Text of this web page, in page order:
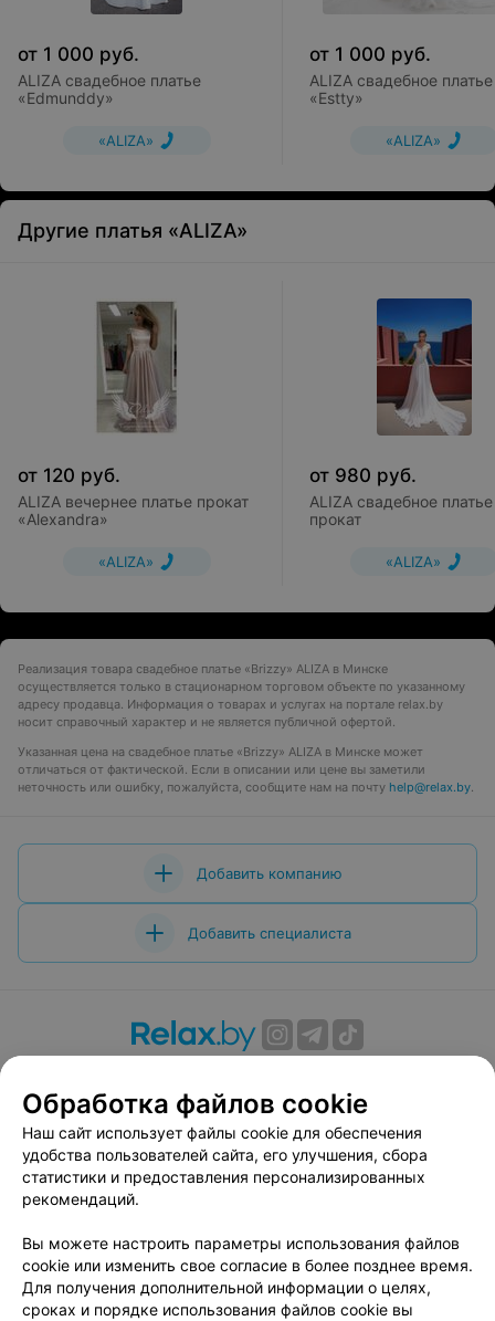
от 1 000 руб.
ALIZA свадебное платье
«Edmunddy»
«ALIZA»
от 1 000 руб.
ALIZA свадебное платье
«Estty»
«ALIZA»
Другие платья «ALIZA»
от 120 руб.
ALIZA вечернее платье прокат
«Alexandra»
«ALIZA»
от 980 руб.
ALIZA свадебное
прокат
«ALIZA»
Реализация товара свадебное платье «Brizzy» ALIZA в Минске
осуществляется только в стационарном торговом объекте по указанному
адресу продавца. Информация о товарах и услугах на портале relax.by
носит справочный характер и не является публичной офертой.
Указанная цена на свадебное платье «Brizzy» ALIZA в Минске может
отличаться от фактической. Если в описании или цене вы заметили
неточность или ошибку, пожалуйста, сообщите нам на почту help@relax.by.
Добавить компанию
Добавить специалиста
Вакансии
Публичный договор
Способы оплаты
Публичный договор по использованию сервиса
«Афиша»
Пользовательское соглашение
Связаться по вопросам сотрудничества
Написать руководителю relax.by
Персональные настройки cookie
Обработка файлов cookie
Наш сайт использует файлы cookie для обеспечения
удобства пользователей сайта, его улучшения, сбора
статистики и предоставления персонализированных
рекомендаций.
Вы можете настроить параметры использования файлов
cookie или изменить свое согласие в более позднее время.
Для получения дополнительной информации о целях,
сроках и порядке использования файлов cookie вы